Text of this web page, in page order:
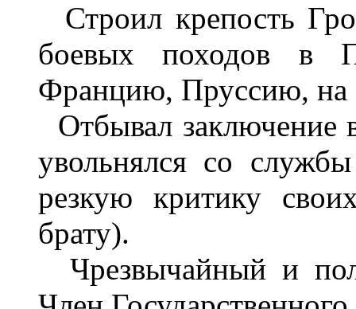
Строил крепость
боевых походов в
Францию, Пруссию, на
Отбывал заключение
увольнялся со
резкую критику
брату).
Чрезвычайный и